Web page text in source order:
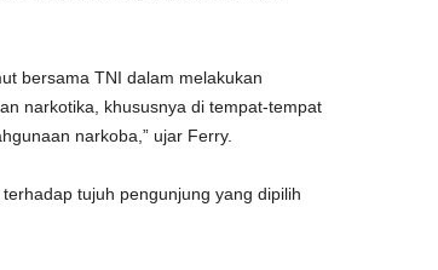
bersama TNI dalam melakukan
narkotika, khususnya di tempat-tempat
narkoba,” ujar Ferry.
tujuh pengunjung yang dipilih